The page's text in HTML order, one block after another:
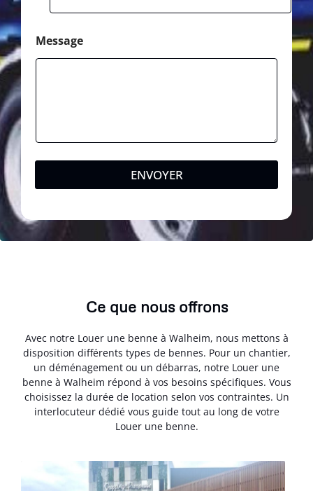
Message
ENVOYER
Ce que nous offrons
Avec notre Louer une benne à Walheim, nous mettons à
disposition différents types de bennes. Pour un chantier,
un déménagement ou un débarras, notre Louer une
benne à Walheim répond à vos besoins spécifiques. Vous
choisissez la durée de location selon vos contraintes. Un
interlocuteur dédié vous guide tout au long de votre
Louer une benne.